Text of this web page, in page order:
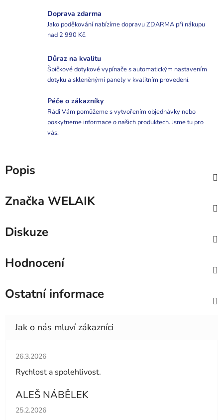
Doprava zdarma
Jako poděkování nabízíme dopravu ZDARMA při nákupu
nad 2 990 Kč.
Důraz na kvalitu
Špičkové dotykové vypínače s automatickým nastavením
dotyku a skleněnými panely v kvalitním provedení.
Péče o zákazníky
Rádi Vám pomůžeme s vytvořením objednávky nebo
poskytneme informace o našich produktech. Jsme tu pro
vás.
Popis
Značka WELAIK
Diskuze
Hodnocení
Ostatní informace
Hodnocení obchodu je 5 z 5 hvězdiček.
26.3.2026
Rychlost a spolehlivost.
ALEŠ NÁBĚLEK
Hodnocení obchodu je 5 z 5 hvězdiček.
25.2.2026